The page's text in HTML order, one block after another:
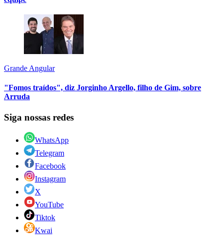
Grande Angular
"Fomos traídos", diz Jorginho Argello, filho de Gim, sobre
Arruda
Siga nossas redes
WhatsApp
Telegram
Facebook
Instagram
X
YouTube
Tiktok
Kwai